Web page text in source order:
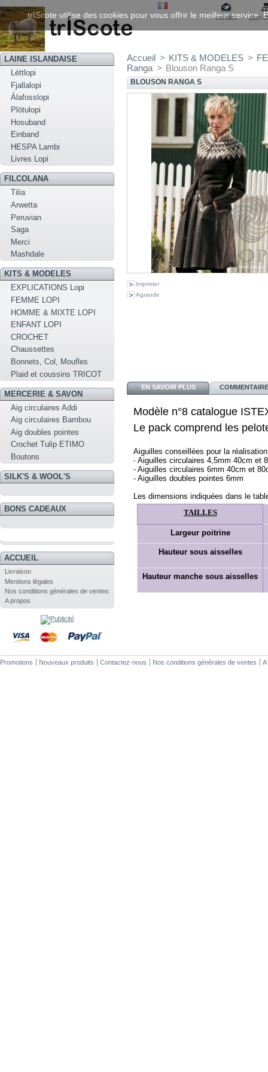
contact plan
LAINE ISLANDAISE
Léttlopi
Fjallalopi
Álafosslopi
Plötulopi
Hosuband
Einband
HESPA Lambi
Livres Lopi
FILCOLANA
Tilia
Arwetta
Peruvian
Saga
Merci
Mashdale
KITS & MODELES
EXPLICATIONS Lopi
FEMME LOPI
HOMME & MIXTE LOPI
ENFANT LOPI
CROCHET
Chaussettes
Bonnets, Col, Moufles
Plaid et coussins TRICOT
MERCERIE & SAVON
Aig circulaires Addi
Aig circulaires Bambou
Aig doubles pointes
Crochet Tulip ETIMO
Boutons
SILK'S & WOOL'S
BONS CADEAUX
ACCUEIL
Livraison
Mentions légales
Nos conditions générales de ventes
A propos
Accueil > KITS & MODELES >
Ranga > Blouson Ranga S
BLOUSON RANGA S
Imprimer
Agrandir
EN SAVOIR PLUS
Modèle n°8 catalogue
Le pack comprend les
Aiguilles conseillées pour la
- Aiguilles circulaires 4,5mm 40cm et
- Aiguilles circulaires 6mm 40cm et
- Aiguilles doubles pointes 6mm
Les dimensions indiquées dans le
TAILLES
Largeur poitrine
Hauteur sous aisselles
Hauteur manche sous aisselles
Promotions Nouveaux produits Contactez-nous Nos conditions générales de ventes A
trIScote utilise des cookies pour vous offrir le meilleur